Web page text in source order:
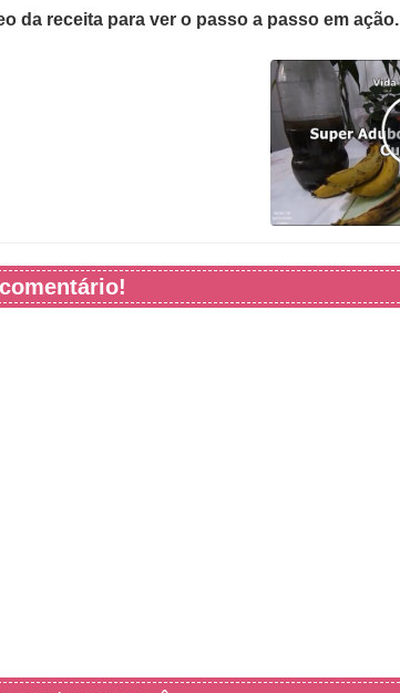
da receita para ver o passo a passo em ação.